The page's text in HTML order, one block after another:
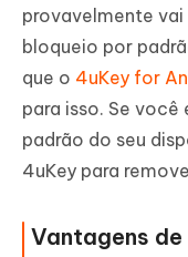
provavelmente
bloqueio por
que o 4uKey for
para isso. Se
padrão do seu
4uKey para
Vantagens de